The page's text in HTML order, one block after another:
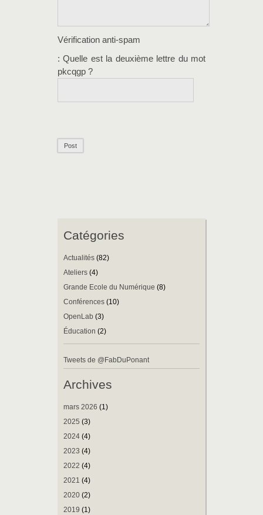
Vérification anti-spam
: Quelle est la deuxièmelettre du mot
pkcqgp ?
Catégories
Actualités (82)
Ateliers (4)
Grande Ecole du Numérique (8)
Conférences (10)
OpenLab (3)
Éducation (2)
Tweets de @FabDuPonant
Archives
mars 2026 (1)
2025 (3)
2024 (4)
2023 (4)
2022 (4)
2021 (4)
2020 (2)
2019 (1)